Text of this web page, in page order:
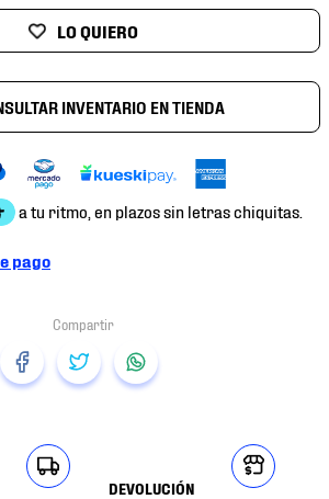
INVENTARIO EN TIENDA
pago
DEVOLUCIÓN